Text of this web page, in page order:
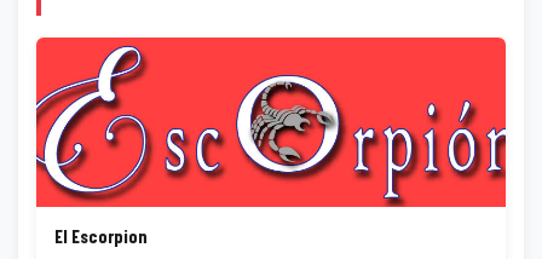
El Escorpion